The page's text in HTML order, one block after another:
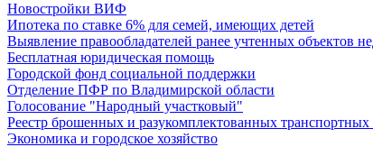
Новостройки ВИФ
Ипотека по ставке 6% для семей, имеющих детей
Выявление правообладателей ранее учтенных объектов
Бесплатная юридическая помощь
Городской фонд социальной поддержки
Отделение ПФР по Владимирской области
Голосование "Народный участковый"
Реестр брошенных и разукомплектованных транспортных
Экономика и городское хозяйство